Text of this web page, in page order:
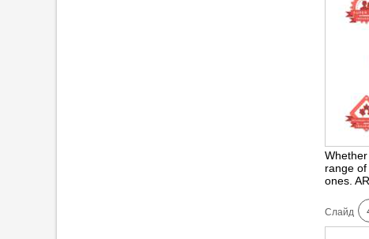
range
ones.
Cлайд